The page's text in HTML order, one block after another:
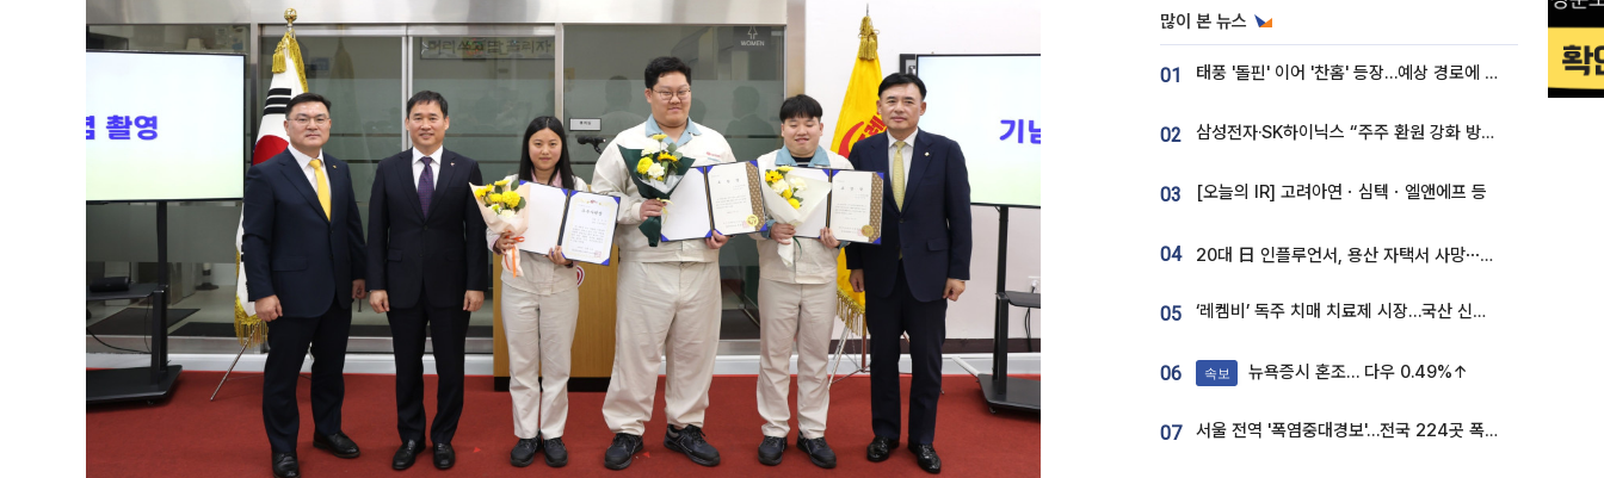
많이 본 뉴스
01 태풍 '돌핀' 이어 '찬홈' 등장…예상 경로에 한국 '한숨'
02 삼성전자·SK하이닉스 “주주 환원 강화 방안 마련”
03 [오늘의 IR] 고려아연ㆍ심텍ㆍ엘앤에프 등
04 20대 日 인플루언서, 용산 자택서 사망⋯SNS 라방 중 숨져
05 ‘레켐비’ 독주 치매 치료제 시장…국산 신약 등장하나
06 속보 뉴욕증시 혼조… 다우 0.49%↑
07 서울 전역 '폭염중대경보'…전국 224곳 폭염특보